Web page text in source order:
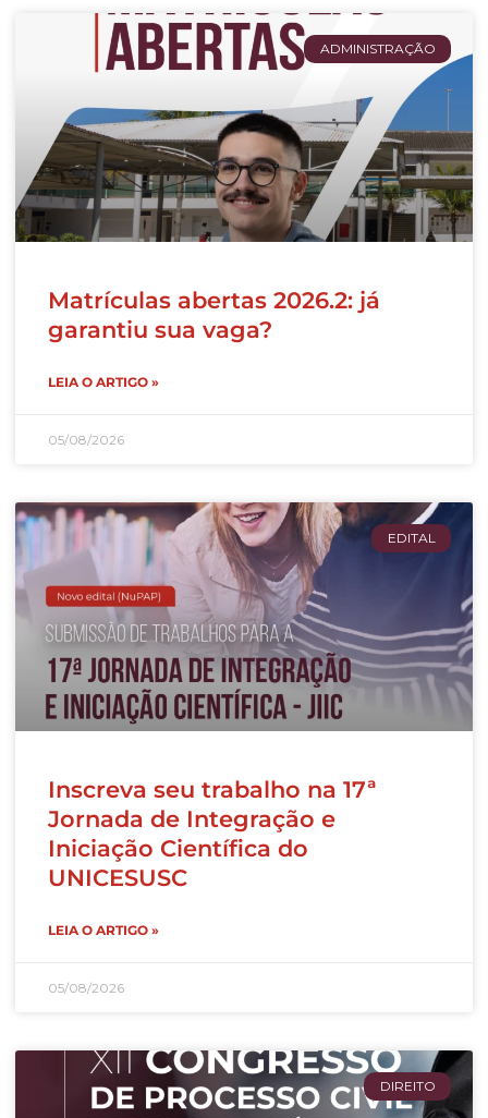
ADMINISTRAÇÃO
Matrículas abertas 2026.2: já
garantiu sua vaga?
LEIA O ARTIGO »
05/08/2026
EDITAL
Inscreva seu trabalho na 17ª
Jornada de Integração e
Iniciação Científica do
UNICESUSC
LEIA O ARTIGO »
05/08/2026
DIREITO